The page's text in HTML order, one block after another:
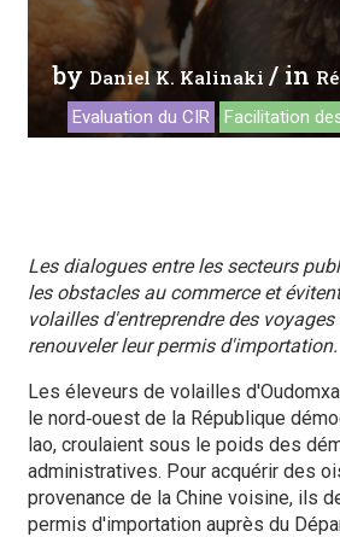
by Daniel K. Kalinaki / in
Evaluation du CIR Facilitation
Les dialogues entre les secteurs
les obstacles au commerce et
volailles d'entreprendre des
renouveler leur permis d'importation.
Les éleveurs de volailles
le nord‑ouest de la République
lao, croulaient sous le poids des
administratives. Pour acquérir des
provenance de la Chine voisine, ils
permis d'importation auprès du